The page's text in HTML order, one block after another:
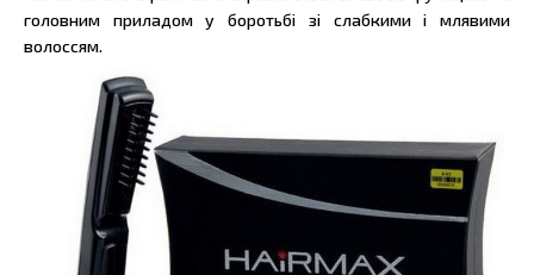
головним приладом у боротьбі зі слабкими і млявими
волоссям.